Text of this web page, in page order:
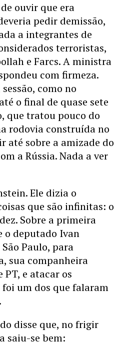
ouvir que era
pedir demissão,
a integrantes de
terroristas,
e Farcs. A ministra
com firmeza.
como no
o final de quase sete
que tratou pouco do
rodovia construída no
até sobre a amizade do
a Rússia. Nada a ver
Ele dizia o
que são infinitas: o
Sobre a primeira
o deputado Ivan
Paulo, para
sua companheira
PT, e atacar os
um dos que falaram
disse que, no frigir
saiu-se bem: